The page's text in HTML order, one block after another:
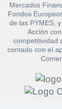
Mercados
Fondos
de las PYMES,
Acción
competitividad
contado con el